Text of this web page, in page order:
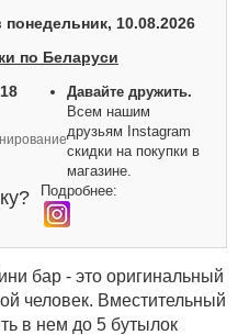
понедельник, 10.08.2026
по Беларуси
Давайте дружить.
Всем нашим
друзьям Instagram
скидки на покупки в
магазине.
Подробнее:
бар - это оригинальный
человек. Вместительный
в нем до 5 бутылок